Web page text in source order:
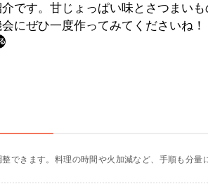
です。甘じょっぱい味とさつまい
にぜひ一度作ってみてくださいね！
できます。料理の時間や火加減など、手順も分量